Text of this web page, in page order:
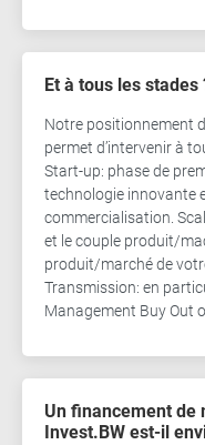
Et à tous les stades
Notre positionnement
permet d’intervenir à
Start-up: phase de
technologie innovante
commercialisation.
et le couple produit/
produit/marché de
Transmission: en
Management Buy Out
Un financement de
Invest.BW est-il